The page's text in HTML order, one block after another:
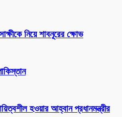
নিয়ে শাবনূরের ক্ষোভ
হওয়ার আহ্বান প্রধানমন্ত্রীর